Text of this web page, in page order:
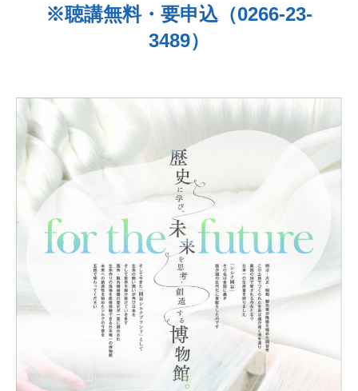
※聴講無料・要申込（0266-23-
3489）